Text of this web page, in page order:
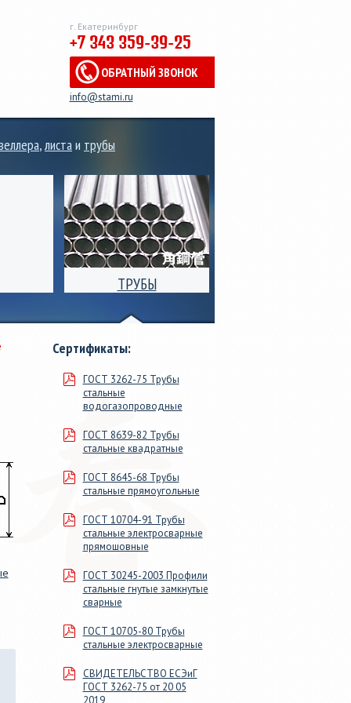
г. Екатеринбург
+7 343 359-39-25
ОБРАТНЫЙ ЗВОНОК
info@stami.ru
,листаи трубы
от
ТРУБЫ
электросварных стальных
прямоугольного и круглого
15 до 219х9, от 20х20х1 до
160х160х9.
Сертификаты:
ГОСТ 3262-75 Трубы
стальные
водогазопроводные
ГОСТ 8639-82 Трубы
стальные квадратные
ГОСТ 8645-68 Трубы
стальные прямоугольные
ГОСТ 10704-91 Трубы
стальные электросварные
прямошовные
ГОСТ 30245-2003 Профили
стальные гнутые замкнутые
сварные
ГОСТ 10705-80 Трубы
стальные электросварные
СВИДЕТЕЛЬСТВО ЕСЭиГ
ГОСТ 3262-75 от 20 05
2019